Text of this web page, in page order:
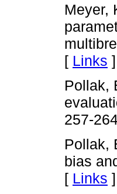
Meyer,
[ Links ]
Pollak,
257-
Pollak,
bias
[ Links ]